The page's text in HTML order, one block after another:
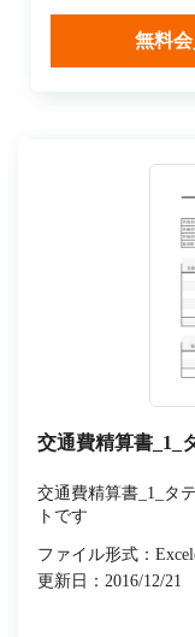
無料
交通費精算書_1_
交通費精算書_1_タ
トです
ファイル形式：
更新日：2016/12/21